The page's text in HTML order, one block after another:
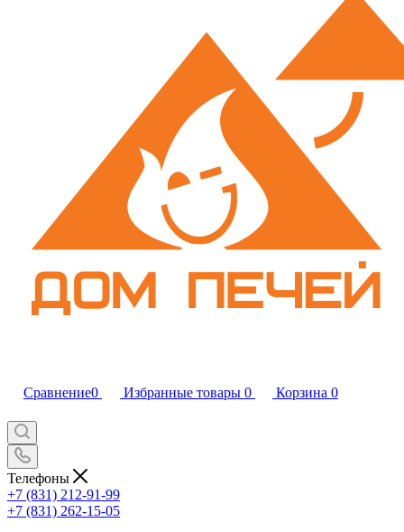
Сравнение0 Избранные товары 0 Корзина 0
Телефоны
+7 (831) 212-91-99
+7 (831) 262-15-05